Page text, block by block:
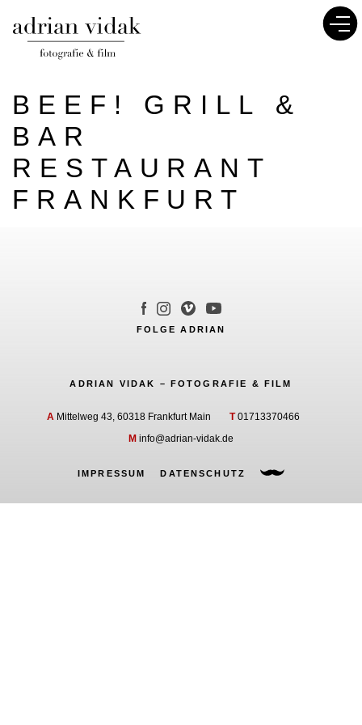
BEEF! GRILL &
BAR
RESTAURANT
FRANKFURT
FOLGE ADRIAN
ADRIAN VIDAK – FOTOGRAFIE & FILM
A Mittelweg 43, 60318 Frankfurt Main T01713370466
M info@adrian-vidak.de
IMPRESSUM DATENSCHUTZ